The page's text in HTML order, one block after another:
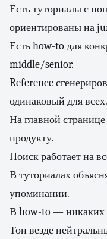
Есть туториалы с
ориентированы на
Есть how-to для
middle/senior.
Reference
одинаковый для всех.
На главной
продукту.
Поиск работает на
В туториалах
упоминании.
В how-to — никаких
Тон везде